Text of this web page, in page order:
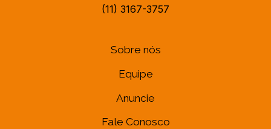
(11) 3167-3757
Sobre nós
Equipe
Anuncie
Fale Conosco